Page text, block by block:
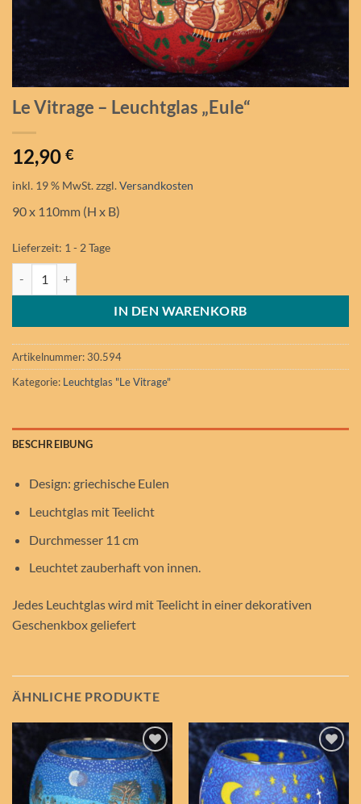
Le Vitrage – Leuchtglas „Eule“
12,90 €
inkl. 19 % MwSt.zzgl.Versandkosten
90 x 110mm (H x B)
Lieferzeit: 1 - 2 Tage
IN DEN WARENKORB
Artikelnummer: 30.594
Kategorie: Leuchtglas "Le Vitrage"
BESCHREIBUNG
Design: griechische Eulen
Leuchtglas mit Teelicht
Durchmesser 11 cm
Leuchtet zauberhaft von innen.
Jedes Leuchtglas wird mit Teelicht in einer dekorativen
Geschenkbox geliefert
ÄHNLICHE PRODUKTE
Auf die
Wunschliste
Auf die
Wunschliste